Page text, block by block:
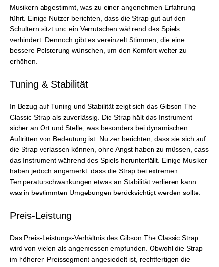
Musikern abgestimmt, was zu einer angenehmen Erfahrung
führt. Einige Nutzer berichten, dass die Strap gut auf den
Schultern sitzt und ein Verrutschen während des Spiels
verhindert. Dennoch gibt es vereinzelt Stimmen, die eine
bessere Polsterung wünschen, um den Komfort weiter zu
erhöhen.
Tuning & Stabilität
In Bezug auf Tuning und Stabilität zeigt sich das Gibson The
Classic Strap als zuverlässig. Die Strap hält das Instrument
sicher an Ort und Stelle, was besonders bei dynamischen
Auftritten von Bedeutung ist. Nutzer berichten, dass sie sich auf
die Strap verlassen können, ohne Angst haben zu müssen, dass
das Instrument während des Spiels herunterfällt. Einige Musiker
haben jedoch angemerkt, dass die Strap bei extremen
Temperaturschwankungen etwas an Stabilität verlieren kann,
was in bestimmten Umgebungen berücksichtigt werden sollte.
Preis-Leistung
Das Preis-Leistungs-Verhältnis des Gibson The Classic Strap
wird von vielen als angemessen empfunden. Obwohl die Strap
im höheren Preissegment angesiedelt ist, rechtfertigen die